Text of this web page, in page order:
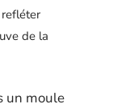
de la
un moule